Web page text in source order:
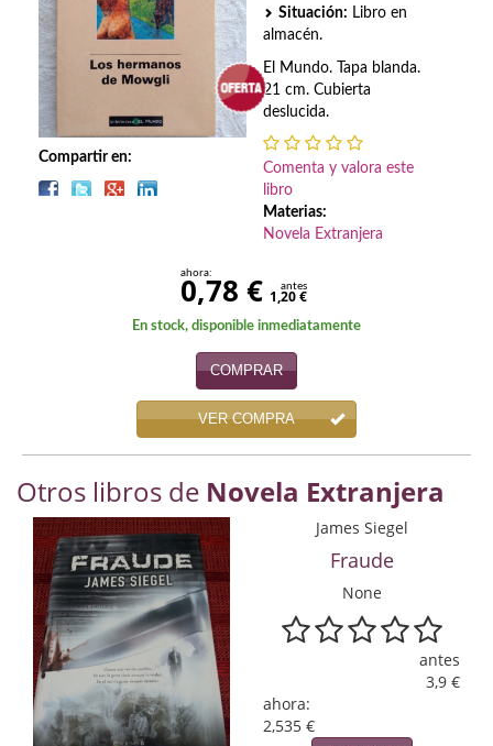
Biografía
Biografías
Ciencia ficción
Cine
Discos deVinilo. LP
Divulgación científica
DVD
Economía
Enciclopedias
Ensayo
Ensayo literario
Compartir en:
Situación: Libro en
almacén.
El Mundo. Tapa blanda.
21 cm. Cubierta
deslucida.
Comenta y valora este
libro
Materias:
Novela Extranjera
ahora:
0,78 € antes
1,20 €
En stock, disponible inmediatamente
COMPRAR
VER COMPRA
Otros libros de Novela Extranjera
James Siegel
Fraude
None
antes
3,9 €
ahora:
2,535 €